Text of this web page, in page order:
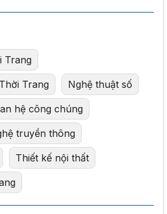
Trang
Trang Nghệ thuật số
hệ công chúng
truyền thông
Thiết kế nội thất